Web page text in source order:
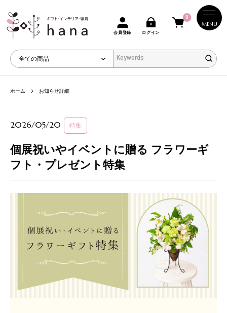
MENU
会員登録 ログイン
0
ホーム お知らせ詳細
2026/05/20 特集
個展祝いやイベントに贈る フラワーギ
フト・プレゼント特集